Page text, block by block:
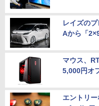
レイズの
Aから「
マウス、
5,000円オ
エントリ